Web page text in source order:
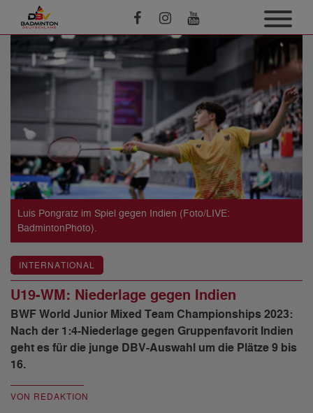
Luis Pongratz im Spiel gegen Indien (Foto/LIVE:
BadmintonPhoto).
INTERNATIONAL
U19-WM: Niederlage gegen Indien
BWF World Junior Mixed Team Championships 2023:
Nach der 1:4-Niederlage gegen Gruppenfavorit Indien
geht es für die junge DBV-Auswahl um die Plätze 9 bis
16.
VON REDAKTION